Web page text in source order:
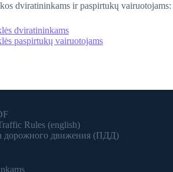
dviratininkams ir paspirtukų vairuotojams:
dviratininkams
paspirtukų vairuotojams
Rules (english)
дорожного движения (ПДД)